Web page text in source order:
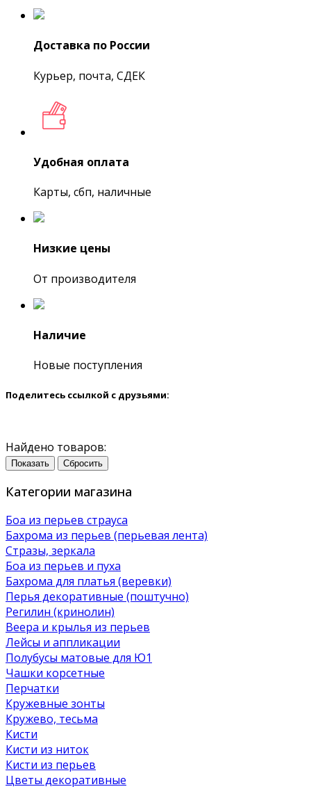
Доставка по России
Курьер, почта, СДЕК
Удобная оплата
Карты, сбп, наличные
Низкие цены
От производителя
Наличие
Новые поступления
Поделитесь ссылкой с друзьями:
Найдено товаров:
Показать Сбросить
Категории магазина
Боа из перьев страуса
Бахрома из перьев (перьевая лента)
Стразы, зеркала
Боа из перьев и пуха
Бахрома для платья (веревки)
Перья декоративные (поштучно)
Регилин (кринолин)
Веера и крылья из перьев
Лейсы и аппликации
Полубусы матовые для Ю1
Чашки корсетные
Перчатки
Кружевные зонты
Кружево, тесьма
Кисти
Кисти из ниток
Кисти из перьев
Цветы декоративные